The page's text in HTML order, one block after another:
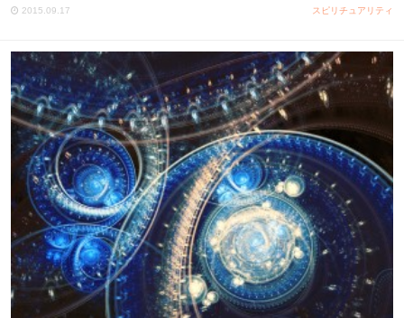
2015.09.17 スピリチュアリティ